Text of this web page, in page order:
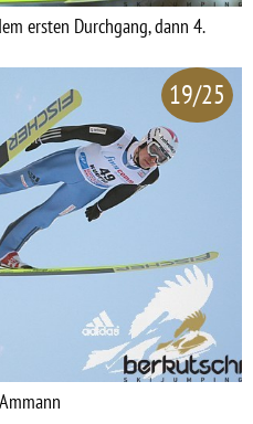
ersten Durchgang, dann 4.
19/25